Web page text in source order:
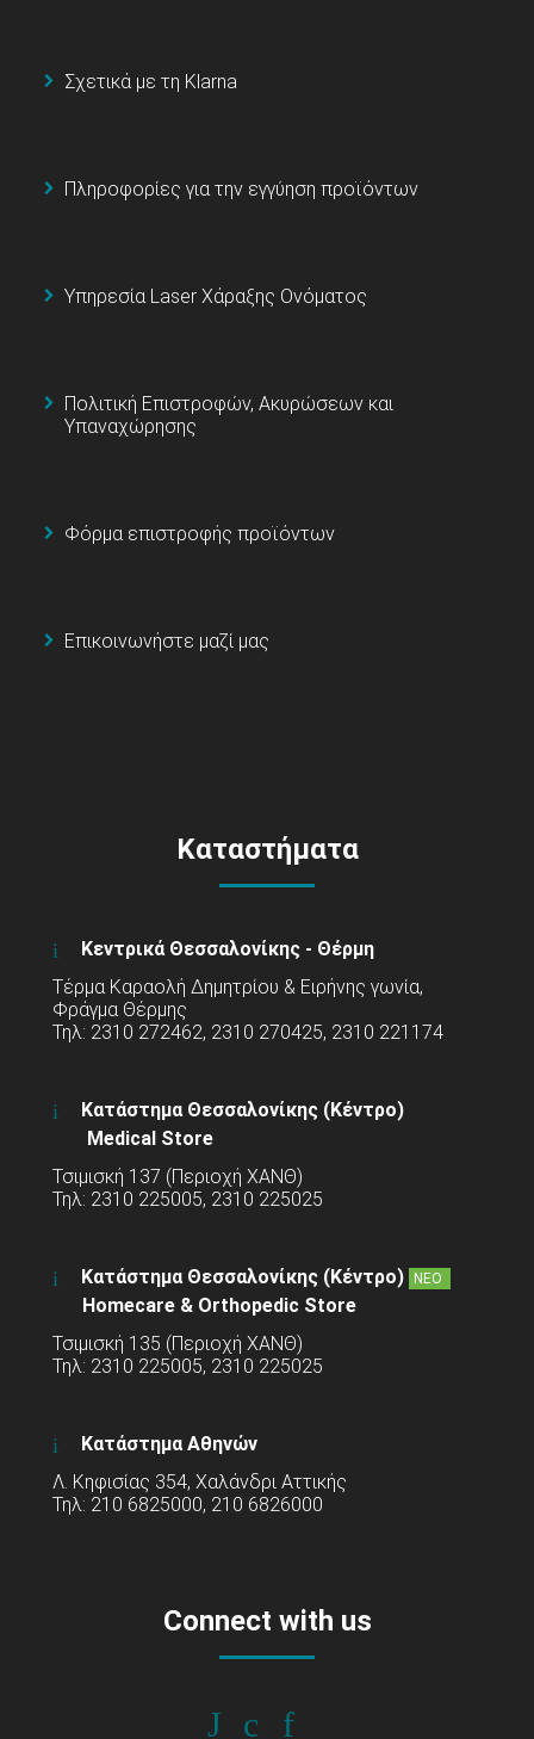
Σχετικά με τη Klarna
Πληροφορίες για την εγγύηση προϊόντων
Υπηρεσία Laser Χάραξης Ονόματος
Πολιτική Επιστροφών, Ακυρώσεων και
Υπαναχώρησης
Φόρμα επιστροφής προϊόντων
Επικοινωνήστε μαζί μας
Καταστήματα
Κεντρικά Θεσσαλονίκης - Θέρμη
Τέρμα Καραολή Δημητρίου & Ειρήνης γωνία,
Φράγμα Θέρμης
Τηλ: 2310 272462, 2310 270425, 2310 221174
Κατάστημα Θεσσαλονίκης (Κέντρο)
Medical Store
Τσιμισκή 137 (Περιοχή ΧΑΝΘ)
Τηλ: 2310 225005, 2310 225025
Κατάστημα Θεσσαλονίκης (Κέντρο) ΝΕΟ
Homecare & Orthopedic Store
Τσιμισκή 135 (Περιοχή ΧΑΝΘ)
Τηλ: 2310 225005, 2310 225025
Κατάστημα Αθηνών
Λ. Κηφισίας 354, Χαλάνδρι Αττικής
Τηλ: 210 6825000, 210 6826000
Connect with us